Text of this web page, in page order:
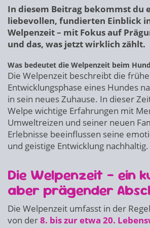
In diesem Beitrag bekommst du
liebevollen, fundierten Einblick
Welpenzeit – mit Fokus auf
und das, was jetzt wirklich zählt.
Was bedeutet die Welpenzeit beim
Die Welpenzeit beschreibt die frühe
Entwicklungsphase eines Hundes
in sein neues Zuhause. In dieser
Welpe wichtige Erfahrungen mit
Umweltreizen und seiner neuen
Erlebnisse beeinflussen seine
und geistige Entwicklung nachhaltig.
Die Welpenzeit – ein
aber prägender
Die Welpenzeit umfasst in der
von der8. bis zur etwa 20.